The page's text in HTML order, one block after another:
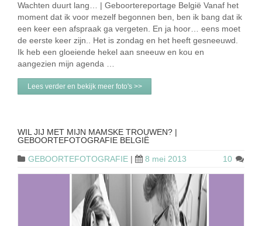
Wachten duurt lang… | Geboortereportage België Vanaf het
moment dat ik voor mezelf begonnen ben, ben ik bang dat ik
een keer een afspraak ga vergeten. En ja hoor… eens moet
de eerste keer zijn.. Het is zondag en het heeft gesneeuwd.
Ik heb een gloeiende hekel aan sneeuw en kou en
aangezien mijn agenda …
Lees verder en bekijk meer foto's >>
WIL JIJ MET MIJN MAMSKE TROUWEN? |
GEBOORTEFOTOGRAFIE BELGIË
GEBOORTEFOTOGRAFIE | 8 mei 2013 10